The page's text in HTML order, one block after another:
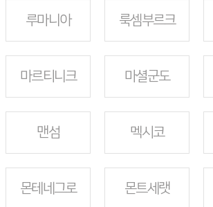
루마니아 룩셈부르크
마르티니크 마셜군도
맨섬 멕시코
몬테네그로 몬트세랫